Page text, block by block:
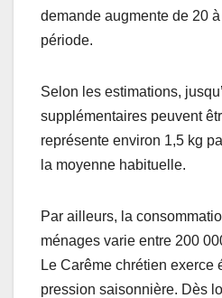
demande augmente de 20
période.
Selon les estimations,
supplémentaires peuvent
représente environ 1,5 kg
la moyenne habituelle.
Par ailleurs, la
ménages varie entre 200
Le Carême chrétien exerce
pression saisonnière. Dès